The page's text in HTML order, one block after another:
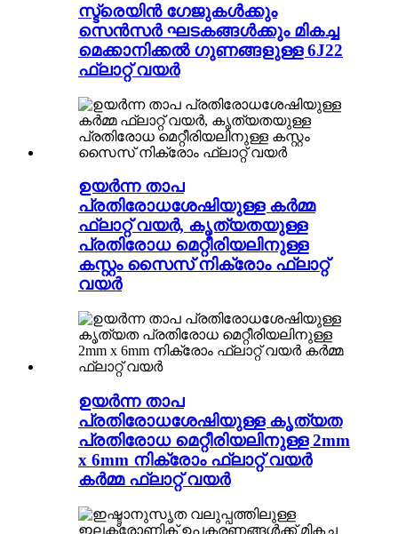
സ്ട്രെയിൻ ഗേജുകൾക്കും
സെൻസർ ഘടകങ്ങൾക്കും മികച്ച
മെക്കാനിക്കൽ ഗുണങ്ങളുള്ള 6J22
ഫ്ലാറ്റ് വയർ
ഉയർന്ന താപ
പ്രതിരോധശേഷിയുള്ള കർമ്മ
ഫ്ലാറ്റ് വയർ, കൃത്യതയുള്ള
പ്രതിരോധ മെറ്റീരിയലിനുള്ള
കസ്റ്റം സൈസ് നിക്രോം ഫ്ലാറ്റ്
വയർ
ഉയർന്ന താപ
പ്രതിരോധശേഷിയുള്ള കൃത്യത
പ്രതിരോധ മെറ്റീരിയലിനുള്ള 2mm
x 6mm നിക്രോം ഫ്ലാറ്റ് വയർ
കർമ്മ ഫ്ലാറ്റ് വയർ